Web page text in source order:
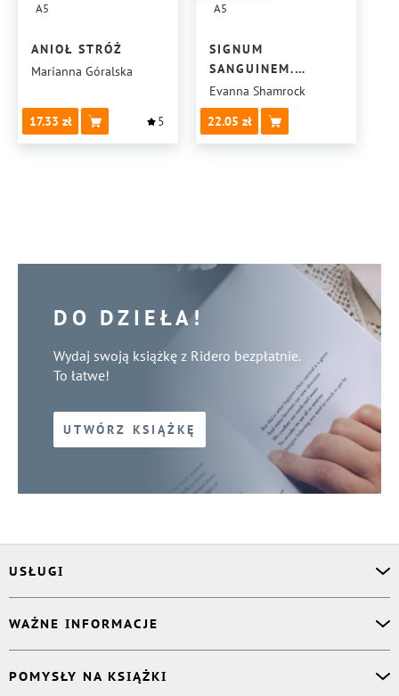
A5
ANIOŁ STRÓŻ
Marianna Góralska
17.33 5
A5
SIGNUM
SANGUINEM.
NAZNACZENI
Evanna Shamrock
22.05
DO DZIEŁA!
Wydaj swoją książkę z Ridero bezpłatnie.
To łatwe!
UTWÓRZ KSIĄŻKĘ
USŁUGI
Korektor
Projektant okładki
Druk Twojej książki
WAŻNE INFORMACJE
Książki Ridero
POMYSŁY NA KSIĄŻKI